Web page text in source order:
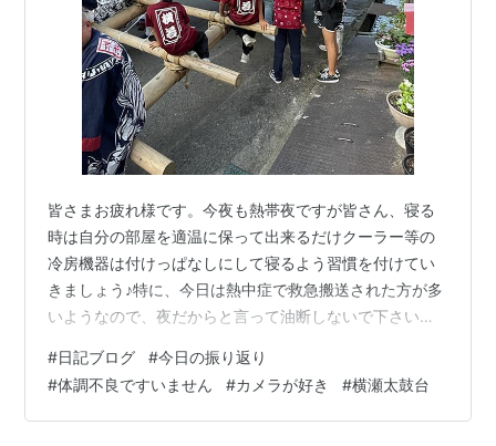
皆さまお疲れ様です。今夜も熱帯夜ですが皆さん、寝る
時は自分の部屋を適温に保って出来るだけクーラー等の
冷房機器は付けっぱなしにして寝るよう習慣を付けてい
きましょう♪特に、今日は熱中症で救急搬送された方が多
いようなので、夜だからと言って油断しないで下さいね!
とか書いてきたんですけど、今日の午前中に更新した通
り、僕って日記と言うか文章を書く事が好きなんです。
【※午前中に書いた記事※】
#日記ブログ #今日の振り返り
#体調不良ですいません #カメラが好き #横瀬太鼓台